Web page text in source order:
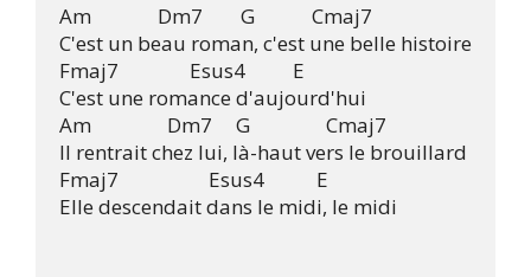
Am              Dm7        G            Cmaj7
C'est un beau roman, c'est une belle histoire
Fmaj7               Esus4          E
C'est une romance d'aujourd'hui
Am                Dm7     G                Cmaj7
Il rentrait chez lui, là-haut vers le brouillard
Fmaj7                   Esus4           E
Elle descendait dans le midi, le midi